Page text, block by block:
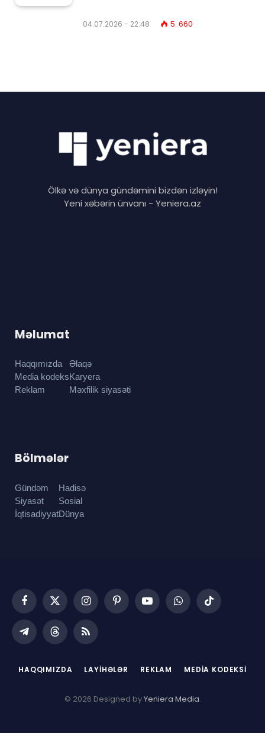
04.07.2026 - 22:48 5. 660
Ölkə və dünya gündəmini bizdən izləyin!
Yeni xəbərin ünvanı - Yeniera.az
Məlumat
Haqqımızda
Media kodeks
Reklam
Əlaqə
Karyera
Məxfilik siyasəti
Bölmələr
Gündəm
Siyasət
İqtisadiyyat
Hadisə
Sosial
Dünya
Facebook
X
(Twitter)
InstagramPinterestYouTubeWhatsAppTikTok
TelegramThreadsRSS
HAQQIMIZDA LAYIHƏLƏR REKLAM MEDIA KODEKSI
© 2026 Designed byYeniera Media.